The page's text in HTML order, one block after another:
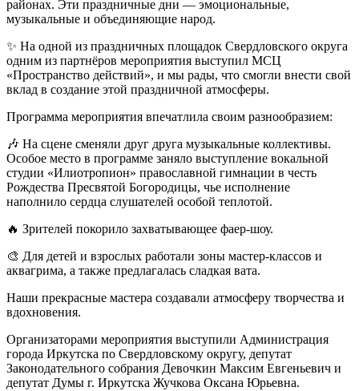
районах. Эти праздничные дни — эмоциональные,
музыкальные и объединяющие народ.
✨ На одной из праздничных площадок Свердловского округа
одним из партнёров мероприятия выступил МСЦ
«Пространство действий», и мы рады, что смогли внести свой
вклад в создание этой праздничной атмосферы.
Программа мероприятия впечатлила своим разнообразием:
🎶 На сцене сменяли друг друга музыкальные коллективы.
Особое место в программе заняло выступление вокальной
студии «Илиотропион» православной гимнации в честь
Рождества Пресвятой Богородицы, чье исполнение
наполнило сердца слушателей особой теплотой.
🔥 Зрителей покорило захватывающее фаер-шоу.
🎨 Для детей и взрослых работали зоны мастер-классов и
аквагрима, а также предлагалась сладкая вата.
Наши прекрасные мастера создавали атмосферу творчества и
вдохновения.
Организаторами мероприятия выступили Администрация
города Иркутска по Свердловскому округу, депутат
Законодательного собрания Девочкин Максим Евгеньевич и
депутат Думы г. Иркутска Жучкова Оксана Юрьевна.